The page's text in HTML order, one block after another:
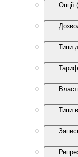
Опції
Типи
Типи